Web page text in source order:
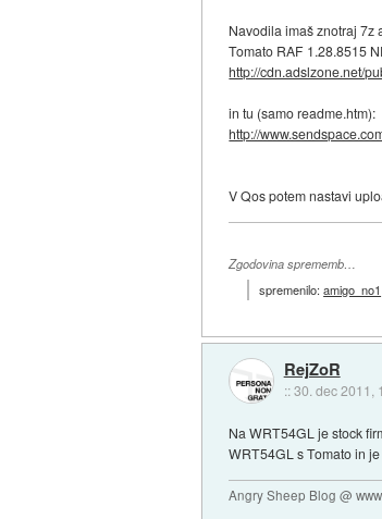
Navodila imaš znotraj 7z
Tomato RAF 1.28.8515
http://cdn.adslzone.net/
in tu (samo readme.htm):
http://
V Qos potem nastavi
Zgodovina sprememb…
spremenilo:amigo_no1
RejZoR
::30. dec 2011,
Na WRT54GL je stock
WRT54GL s Tomato in
Angry Sheep Blog @